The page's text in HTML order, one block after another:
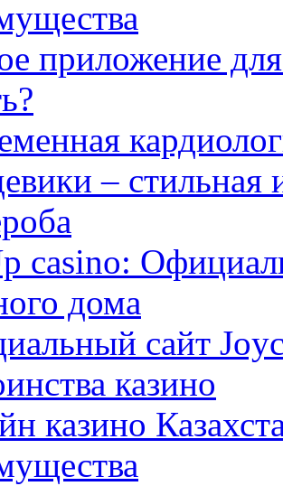
приложение
– стильная
casino:
дома
сайт
казино
казино